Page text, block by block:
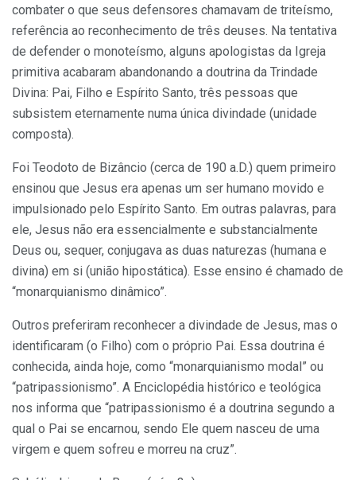
combater o que seus defensores chamavam de triteísmo,
referência ao reconhecimento de três deuses. Na tentativa
de defender o monoteísmo, alguns apologistas da Igreja
primitiva acabaram abandonando a doutrina da Trindade
Divina: Pai, Filho e Espírito Santo, três pessoas que
subsistem eternamente numa única divindade (unidade
composta).
Foi Teodoto de Bizâncio (cerca de 190 a.D.) quem primeiro
ensinou que Jesus era apenas um ser humano movido e
impulsionado pelo Espírito Santo. Em outras palavras, para
ele, Jesus não era essencialmente e substancialmente
Deus ou, sequer, conjugava as duas naturezas (humana e
divina) em si (união hipostática). Esse ensino é chamado de
“monarquianismo dinâmico”.
Outros preferiram reconhecer a divindade de Jesus, mas o
identificaram (o Filho) com o próprio Pai. Essa doutrina é
conhecida, ainda hoje, como “monarquianismo modal” ou
“patripassionismo”. A Enciclopédia histórico e teológica
nos informa que “patripassionismo é a doutrina segundo a
qual o Pai se encarnou, sendo Ele quem nasceu de uma
virgem e quem sofreu e morreu na cruz”.